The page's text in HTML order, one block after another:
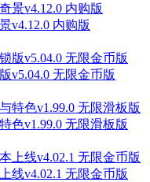
v4.12.0 内购版
v5.04.0 无限金币版
色v1.99.0 无限滑板版
线v4.02.1 无限金币版